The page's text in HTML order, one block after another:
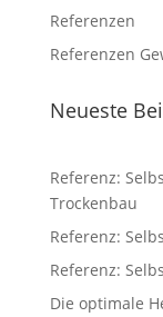
Referenzen
Referenzen
Neueste
Referenz:
Trockenbau
Referenz:
Referenz:
Die optimale